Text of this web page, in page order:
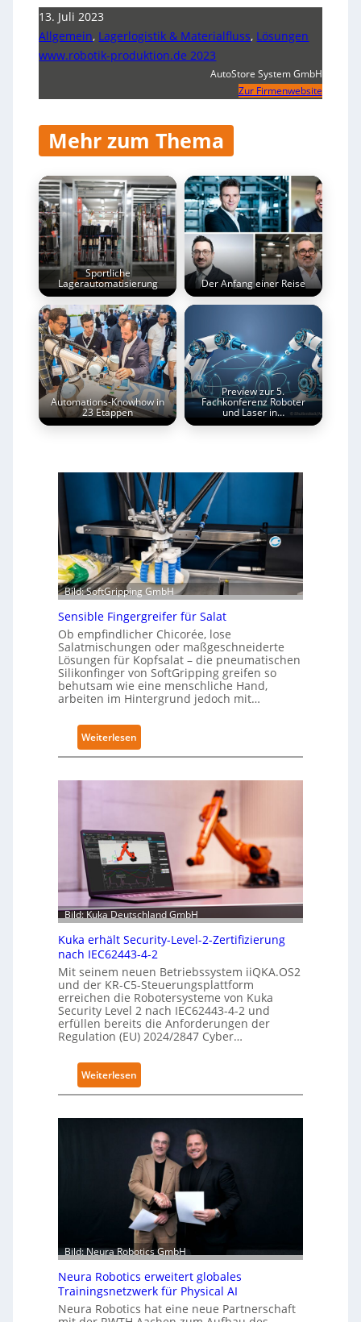
13. Juli 2023
Allgemein, Lagerlogistik & Materialfluss, Lösungen
www.robotik-produktion.de 2023
AutoStore System GmbH
Zur Firmenwebsite
Mehr zum Thema
Sportliche
Lagerautomatisierung Der Anfang einer Reise
Automations-Knowhow in
23 Etappen
Preview zur 5.
Fachkonferenz Roboter
und Laser in…
Bild: SoftGripping GmbH
Sensible Fingergreifer für Salat
Ob empfindlicher Chicorée, lose
Salatmischungen oder maßgeschneiderte
Lösungen für Kopfsalat – die pneumatischen
Silikonfinger von SoftGripping greifen so
behutsam wie eine menschliche Hand,
arbeiten im Hintergrund jedoch mit…
Weiterlesen
S
b
l
e
F
i
n
g
e
r
g
r
e
i
r
S
a
l
a
t
Bild: Kuka Deutschland GmbH
Kuka erhält Security-Level-2-Zertifizierung
nach IEC62443-4-2
Mit seinem neuen Betriebssystem iiQKA.OS2
und der KR-C5-Steuerungsplattform
erreichen die Robotersysteme von Kuka
Security Level 2 nach IEC62443-4-2 und
erfüllen bereits die Anforderungen der
Regulation (EU) 2024/2847 Cyber…
Weiterlesen
K
e
r
h
ä
l
t
S
e
c
u
Bild: Neura Robotics GmbH
Neura Robotics erweitert globales
Trainingsnetzwerk für Physical AI
Neura Robotics hat eine neue Partnerschaft